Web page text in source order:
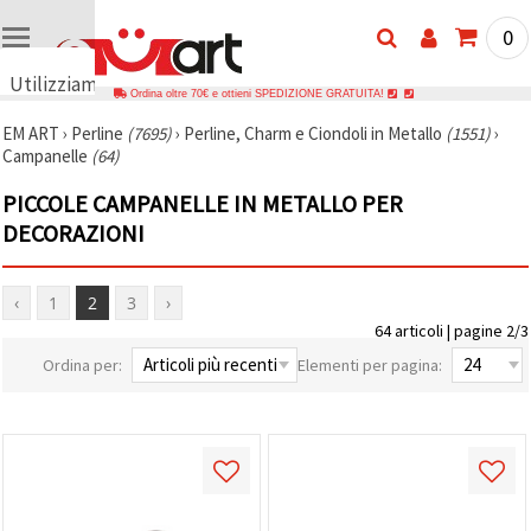
Utilizziamo
🍪
Utilizziamo
tecnologie
simili per
garantire il
sito web.
Con il tuo
i cookie
0
Ordina oltre 70€ e ottieni SPEDIZIONE GRATUITA!
EM ART › Perline (7695)› Perline, Charm e Ciondoli in Metallo (1551)›
Campanelle (64)
PICCOLE CAMPANELLE IN METALLO PER
DECORAZIONI
‹ 1 2 3 ›
64 articoli | pagine 2/3
Ordina per:
Elementi per pagina: